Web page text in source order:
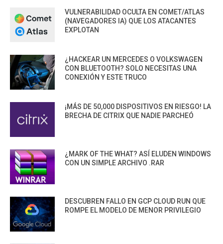
VULNERABILIDAD OCULTA EN COMET/ATLAS
(NAVEGADORES IA) QUE LOS ATACANTES
EXPLOTAN
¿HACKEAR UN MERCEDES O VOLKSWAGEN
CON BLUETOOTH? SOLO NECESITAS UNA
CONEXIÓN Y ESTE TRUCO
¡MÁS DE 50,000 DISPOSITIVOS EN RIESGO! LA
BRECHA DE CITRIX QUE NADIE PARCHEÓ
¿MARK OF THE WHAT? ASÍ ELUDEN WINDOWS
CON UN SIMPLE ARCHIVO .RAR
DESCUBREN FALLO EN GCP CLOUD RUN QUE
ROMPE EL MODELO DE MENOR PRIVILEGIO